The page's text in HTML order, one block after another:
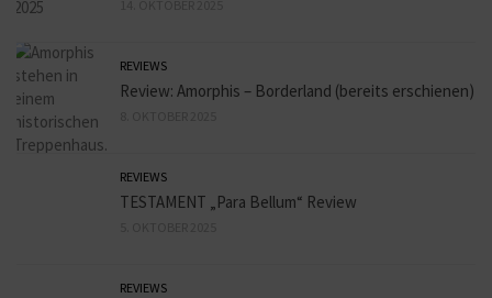
REVIEWS
Review: Amorphis – Borderland (bereits erschienen)
REVIEWS
TESTAMENT „Para Bellum“ Review
REVIEWS